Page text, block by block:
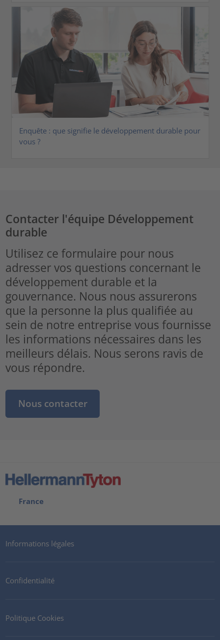
Enquête : que signifie le développement durable pour
vous ?
Contacter l'équipe Développement
durable
Utilisez ce formulaire pour nous
adresser vos questions concernant le
développement durable et la
gouvernance. Nous nous assurerons
que la personne la plus qualifiée au
sein de notre entreprise vous fournisse
les informations nécessaires dans les
meilleurs délais. Nous serons ravis de
vous répondre.
Nous contacter
France
Informations légales
Confidentialité
Politique Cookies